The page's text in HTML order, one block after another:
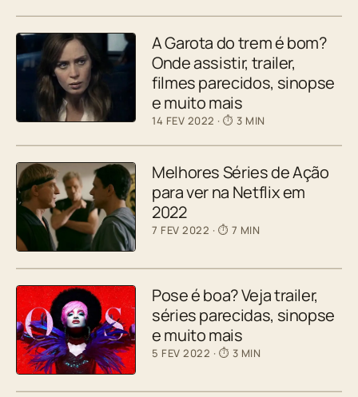
A Garota do trem é bom?
Onde assistir, trailer,
filmes parecidos, sinopse
e muito mais
14 FEV 2022 · ⏱ 3 MIN
Melhores Séries de Ação
para ver na Netflix em
2022
7 FEV 2022 · ⏱ 7 MIN
Pose é boa? Veja trailer,
séries parecidas, sinopse
e muito mais
5 FEV 2022 · ⏱ 3 MIN